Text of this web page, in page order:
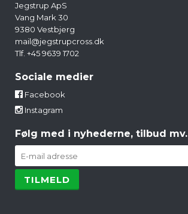
Jegstrup ApS
Vang Mark 30
9380 Vestbjerg
mail@jegstrupcross.dk
Tlf. +45 9639 1702
Sociale medier
Facebook
Instagram
Følg med i nyhederne, tilbud mv.